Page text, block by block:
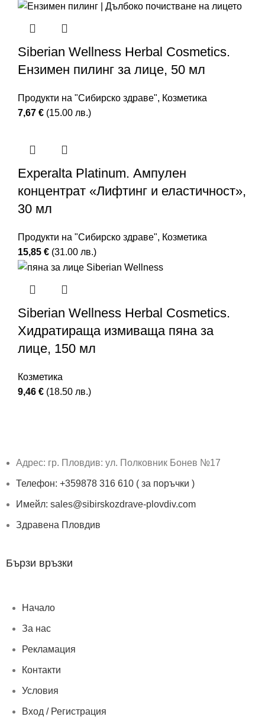
Siberian Wellness Herbal Cosmetics.
Ензимен пилинг за лице, 50 мл
Продукти на "Сибирско здраве", Козметика
7,67 € (15.00 лв.)
Experalta Platinum. Ампулен
концентрат «Лифтинг и еластичност»,
30 мл
Продукти на "Сибирско здраве", Козметика
15,85 € (31.00 лв.)
Siberian Wellness Herbal Cosmetics.
Хидратираща измиваща пяна за
лице, 150 мл
Козметика
9,46 € (18.50 лв.)
Адрес: гр. Пловдив: ул. Полковник Бонев №17
Телефон: +359878 316 610 ( за поръчки )
Имейл: sales@sibirskozdrave-plovdiv.com
Здравена Пловдив
Бързи връзки
Начало
За нас
Рекламация
Контакти
Условия
Вход / Регистрация